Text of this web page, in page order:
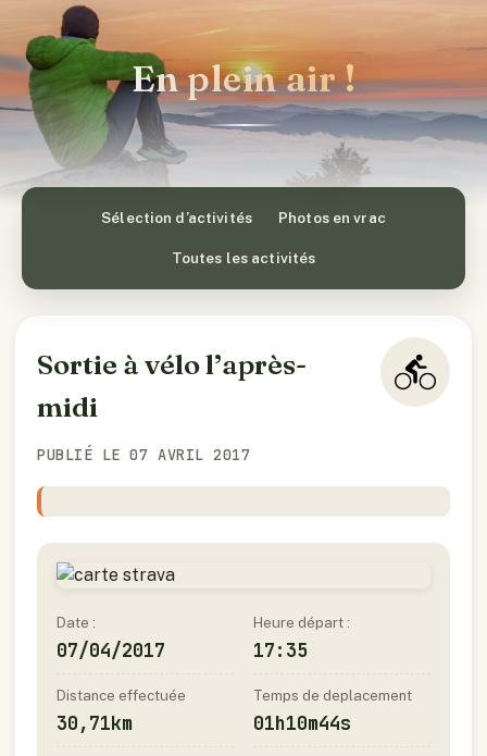
En plein air !
Sélection d’activités Photos en vrac
Toutes les activités
Sortie à vélo l’après-
midi
PUBLIÉ LE 07 AVRIL 2017
Date :
07/04/2017
Heure départ :
17:35
Distance effectuée
30,71km
Temps de deplacement
01h10m44s